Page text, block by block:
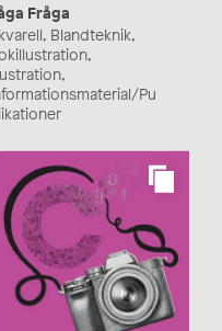
Fråga
Blandteknik,
Pu